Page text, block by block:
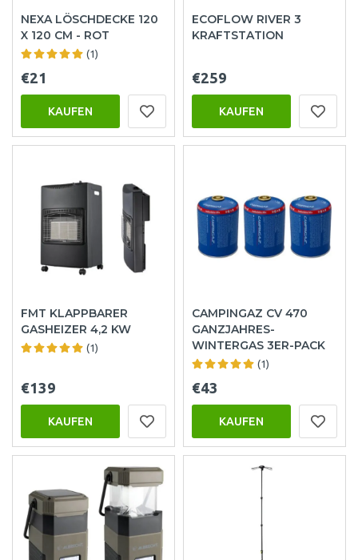
NEXA LÖSCHDECKE 120
X 120 CM - ROT
(1)
€21
KAUFEN
ECOFLOW RIVER 3
KRAFTSTATION
€259
KAUFEN
FMT KLAPPBARER
GASHEIZER 4,2 KW
(1)
€139
KAUFEN
CAMPINGAZ CV 470
GANZJAHRES-
WINTERGAS 3ER-PACK
(1)
€43
KAUFEN